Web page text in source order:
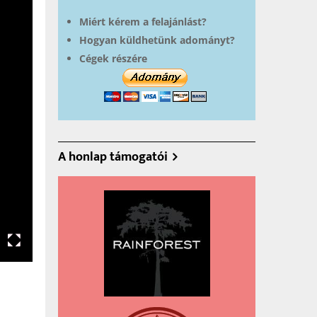
Miért kérem a felajánlást?
Hogyan küldhetünk adományt?
Cégek részére
A honlap támogatói